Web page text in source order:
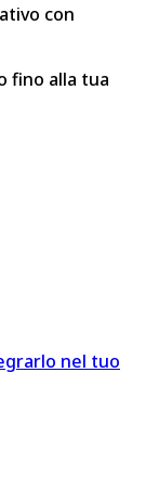
con
fino alla tua
nel tuo